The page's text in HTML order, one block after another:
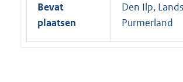
Bevat
plaatsen
Den Ilp,
Purmerland